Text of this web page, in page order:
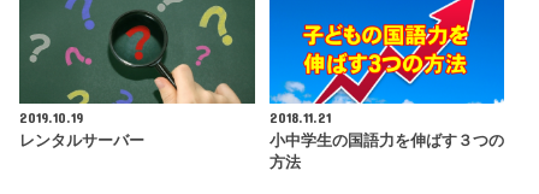
2019.10.19
レンタルサーバー
2018.11.21
小中学生の国語力を伸ばす３つの
方法